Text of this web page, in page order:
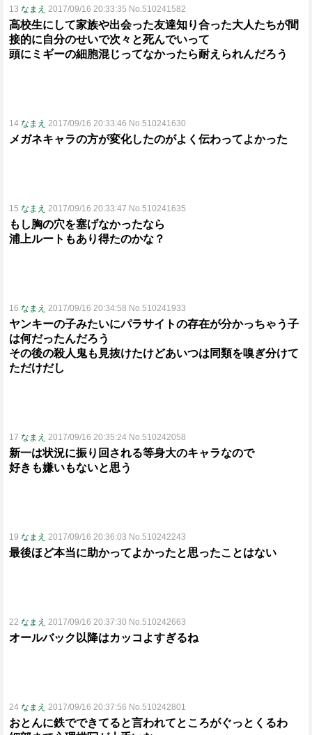
13 なまえ 2017/09/16 20:33:35 No.510241582
高校生にして家族や出会った友達知り合った大人たちが間
接的に自分のせいで次々と死んでいって
頭にミギーの細胞混じってなかったら耐えられんだろう
14 なまえ 2017/09/16 20:33:46 No.510241630
メガネキャラの方が変化したのがよく伝わってよかった
15 なまえ 2017/09/16 20:33:47 No.510241635
もし胸の穴を塞げなかったなら
浦上ルートもあり得たのかな？
16 なまえ 2017/09/16 20:34:58 No.510241933
ヤンキーの子みたいにパラサイトの存在が分かっちゃう子
は何だったんだろう
その後の殺人鬼も見抜けたけどあいつは同類を嗅ぎ分けて
ただけだし
17 なまえ 2017/09/16 20:35:24 No.510242058
新一は状況に振り回される等身大のキャラなので
好きも嫌いもないと思う
19 なまえ 2017/09/16 20:36:03 No.510242243
最後ほど本当に助かってよかったと思ったことはない
22 なまえ 2017/09/16 20:37:30 No.510242663
オールバック以降はカッコよすぎるね
24 なまえ 2017/09/16 20:37:56 No.510242801
おとんに鉄でできてると言われてところがぐっとくるわ